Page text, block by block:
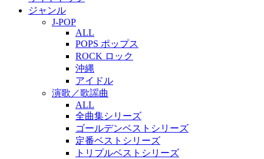
ジャンル
J-POP
ALL
POPS ポップス
ROCK ロック
沖縄
アイドル
演歌／歌謡曲
ALL
全曲集シリーズ
ゴールデンベストシリーズ
定番ベストシリーズ
トリプルベストシリーズ